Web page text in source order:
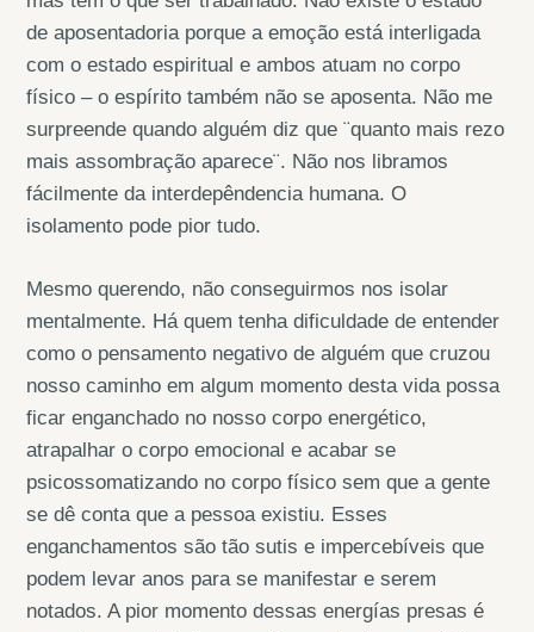
de aposentadoria porque a emoção está interligada
com o estado espiritual e ambos atuam no corpo
físico – o espírito também não se aposenta. Não me
surpreende quando alguém diz que ¨quanto mais rezo
mais assombração aparece¨. Não nos libramos
fácilmente da interdepêndencia humana. O
isolamento pode pior tudo.
Mesmo querendo, não conseguirmos nos isolar
mentalmente. Há quem tenha dificuldade de entender
como o pensamento negativo de alguém que cruzou
nosso caminho em algum momento desta vida possa
ficar enganchado no nosso corpo energético,
atrapalhar o corpo emocional e acabar se
psicossomatizando no corpo físico sem que a gente
se dê conta que a pessoa existiu. Esses
enganchamentos são tão sutis e impercebíveis que
podem levar anos para se manifestar e serem
notados. A pior momento dessas energías presas é